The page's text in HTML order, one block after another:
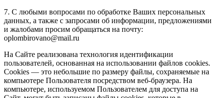
7. С любыми вопросами по обработке Ваших персональных
данных, а также с запросами об информации, предложениями
и жалобами просим обращаться на почту:
oplombirovano@mail.ru
На Сайте реализована технология идентификации
пользователей, основанная на использовании файлов cookies.
Cookies — это небольшие по размеру файлы, сохраняемые на
компьютере Пользователя посредством веб-браузера. На
компьютере, используемом Пользователем для доступа на